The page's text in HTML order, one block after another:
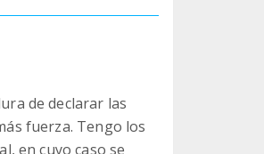
de declarar las
fuerza. Tengo los
en cuyo caso se